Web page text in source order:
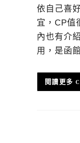
依自己喜
宜，CP值
內也有介
用，是函